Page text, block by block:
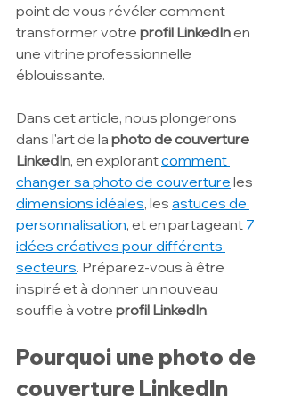
point de vous révéler comment
transformer votre profil LinkedIn en
une vitrine professionnelle
éblouissante.
Dans cet article, nous plongerons
dans l'art de la photo de couverture
LinkedIn, en explorant comment
changer sa photo de couverture les
dimensions idéales, les astuces de
personnalisation, et en partageant 7
idées créatives pour différents
secteurs. Préparez-vous à être
inspiré et à donner un nouveau
souffle à votre profil LinkedIn.
Pourquoi une photo de
couverture LinkedIn